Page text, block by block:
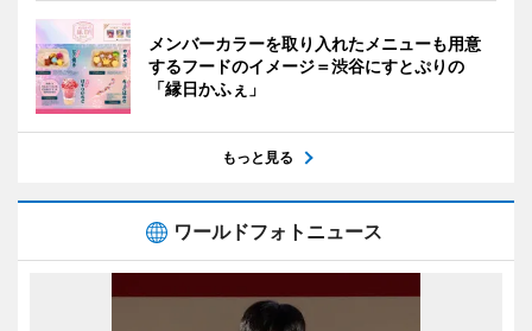
メンバーカラーを取り入れたメニューも用意
するフードのイメージ＝渋谷にすとぷりの
「縁日かふぇ」
もっと見る
ワールドフォトニュース